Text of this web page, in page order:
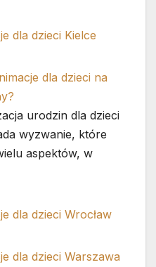
dla dzieci Kielce
dla dzieci na
urodzin dla dzieci
wyzwanie, które
aspektów, w
dla dzieci Wrocław
dla dzieci Warszawa